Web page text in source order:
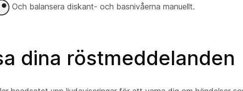
Och balansera diskant- och basnivåerna manuellt.
dina röstmeddelanden